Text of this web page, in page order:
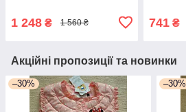
1 248 ₴ 1 560 ₴ 741₴
Акційні пропозиції та новинки
–30% –30%